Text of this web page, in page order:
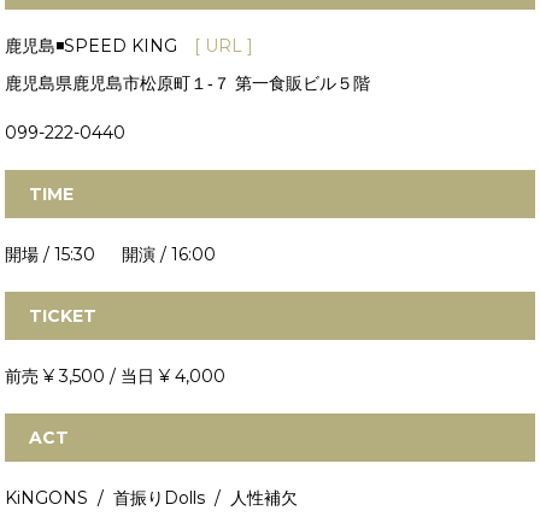
鹿児島◾️SPEED KING
[ URL ]
鹿児島県鹿児島市松原町１‐７ 第一食販ビル５階
099-222-0440
TIME
開場 / 15:30 開演 / 16:00
TICKET
前売 ¥ 3,500 / 当日 ¥ 4,000
ACT
KiNGONS / 首振りDolls / 人性補欠